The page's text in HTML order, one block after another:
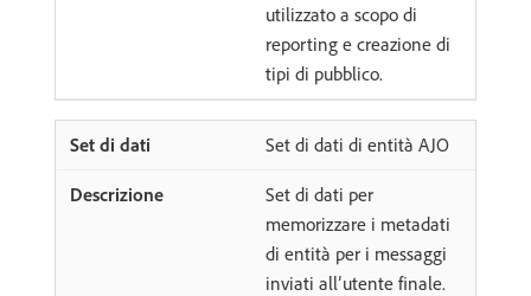
utilizzato a scopo di
reporting e creazione di
tipi di pubblico.
Set di dati di entità AJO
Set di dati per
memorizzare i metadati
di entità per i messaggi
inviati all’utente finale.